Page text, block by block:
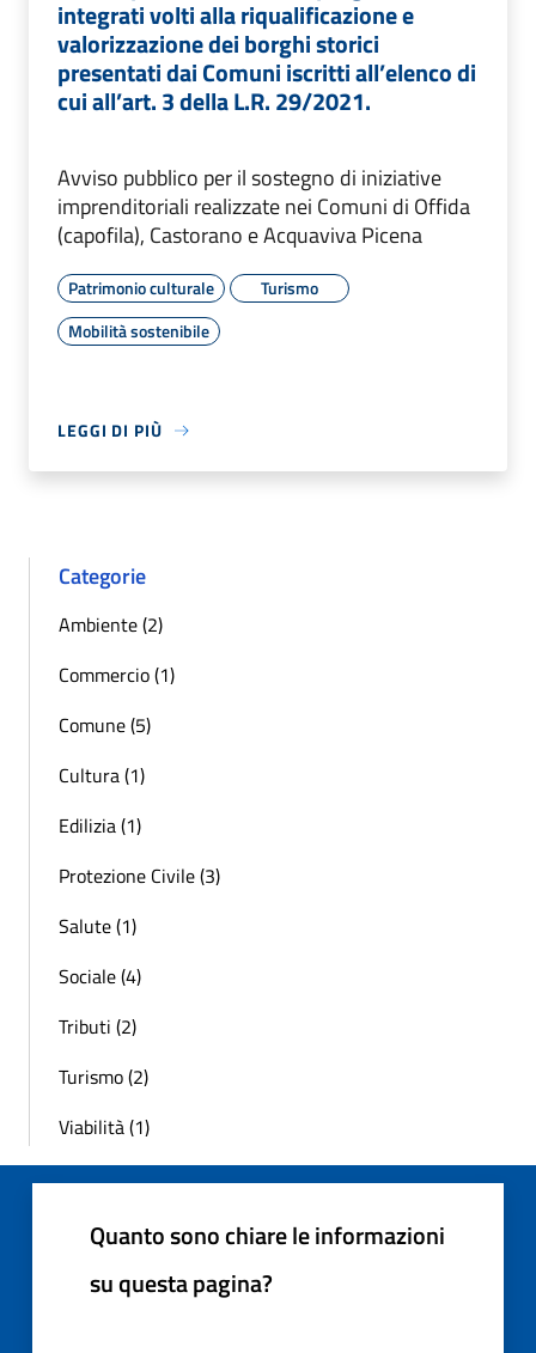
integrati volti alla riqualificazione e
valorizzazione dei borghi storici
presentati dai Comuni iscritti all’elenco di
cui all’art. 3 della L.R. 29/2021.
Avviso pubblico per il sostegno di iniziative
imprenditoriali realizzate nei Comuni di Offida
(capofila), Castorano e Acquaviva Picena
Patrimonio culturale
Turismo
Mobilità sostenibile
LEGGI DI PIÙ
Categorie
Ambiente (2)
Commercio (1)
Comune (5)
Cultura (1)
Edilizia (1)
Protezione Civile (3)
Salute (1)
Sociale (4)
Tributi (2)
Turismo (2)
Viabilità (1)
Quanto sono chiare le informazioni
su questa pagina?